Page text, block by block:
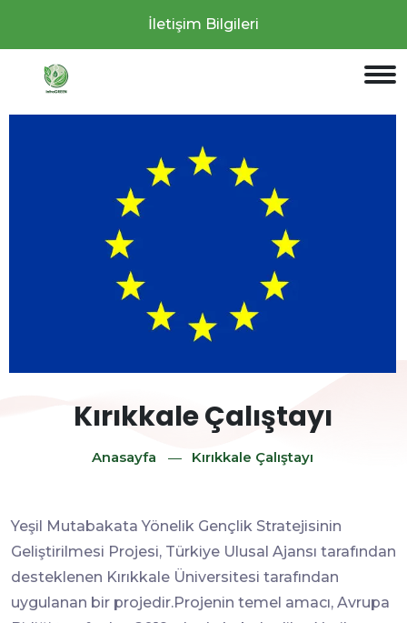
İletişim Bilgileri
⁠Kırıkkale Çalıştayı
Anasayfa ⁠Kırıkkale Çalıştayı
Yeşil Mutabakata Yönelik Gençlik Stratejisinin
Geliştirilmesi Projesi, Türkiye Ulusal Ajansı tarafından
desteklenen Kırıkkale Üniversitesi tarafından
uygulanan bir projedir.Projenin temel amacı, Avrupa